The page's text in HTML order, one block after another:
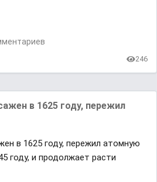
246
в 1625 году, пережил
в 1625 году, пережил атомную
году, и продолжает расти